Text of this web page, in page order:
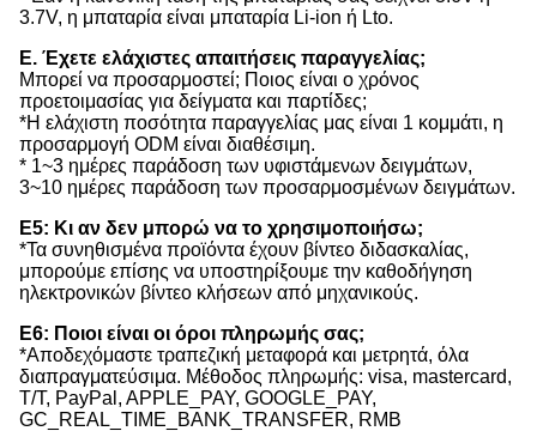
3.7V, η μπαταρία είναι μπαταρία Li-ion ή Lto.
Ε. Έχετε ελάχιστες απαιτήσεις παραγγελίας;
Μπορεί να προσαρμοστεί; Ποιος είναι ο χρόνος
προετοιμασίας για δείγματα και παρτίδες;
*Η ελάχιστη ποσότητα παραγγελίας μας είναι 1 κομμάτι, η
προσαρμογή ODM είναι διαθέσιμη.
* 1~3 ημέρες παράδοση των υφιστάμενων δειγμάτων,
3~10 ημέρες παράδοση των προσαρμοσμένων δειγμάτων.
Ε5: Κι αν δεν μπορώ να το χρησιμοποιήσω;
*Τα συνηθισμένα προϊόντα έχουν βίντεο διδασκαλίας,
μπορούμε επίσης να υποστηρίξουμε την καθοδήγηση
ηλεκτρονικών βίντεο κλήσεων από μηχανικούς.
Ε6: Ποιοι είναι οι όροι πληρωμής σας;
*Αποδεχόμαστε τραπεζική μεταφορά και μετρητά, όλα
διαπραγματεύσιμα. Μέθοδος πληρωμής: visa, mastercard,
T/T, PayPal, APPLE_PAY, GOOGLE_PAY,
GC_REAL_TIME_BANK_TRANSFER, RMB